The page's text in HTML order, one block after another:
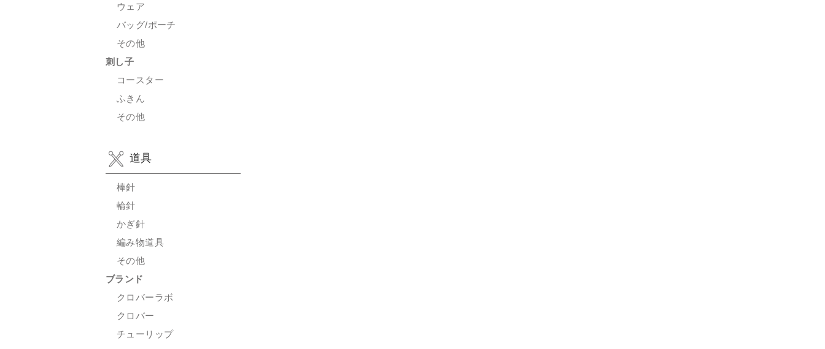
ウェア
バッグ/ポーチ
その他
刺し子
コースター
ふきん
その他
道具
棒針
輪針
かぎ針
編み物道具
その他
ブランド
クロバーラボ
クロバー
チューリップ